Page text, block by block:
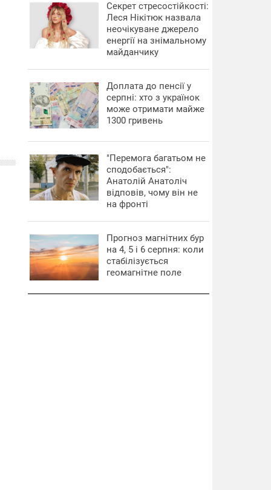
Секрет стресостійкості:
Леся Нікітюк назвала
неочікуване джерело
енергії на знімальному
майданчику
Доплата до пенсії у
серпні: хто з українок
може отримати майже
1300 гривень
"Перемога багатьом не
сподобається":
Анатолій Анатоліч
відповів, чому він не
на фронті
Прогноз магнітних бур
на 4, 5 і 6 серпня: коли
стабілізується
геомагнітне поле